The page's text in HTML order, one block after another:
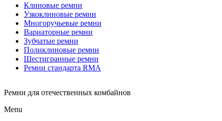
Клиновые ремни
Узкоклиновые ремни
Многоручьевые ремни
Вариаторные ремни
Зубчатые ремни
Поликлиновые ремни
Шестигранные ремни
Ремни стандарта RMA
Ремни для отечественных комбайнов
Menu